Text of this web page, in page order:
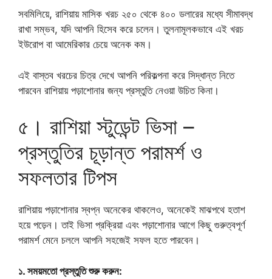
সবমিলিয়ে, রাশিয়ায় মাসিক খরচ ২৫০ থেকে ৪০০ ডলারের মধ্যে সীমাবদ্ধ
রাখা সম্ভব, যদি আপনি হিসেব করে চলেন। তুলনামূলকভাবে এই খরচ
ইউরোপ বা আমেরিকার চেয়ে অনেক কম।
এই বাস্তব খরচের চিত্র দেখে আপনি পরিকল্পনা করে সিদ্ধান্ত নিতে
পারবেন রাশিয়ায় পড়াশোনার জন্য প্রস্তুতি নেওয়া উচিত কিনা।
৫। রাশিয়া স্টুডেন্ট ভিসা –
প্রস্তুতির চূড়ান্ত পরামর্শ ও
সফলতার টিপস
রাশিয়ায় পড়াশোনার স্বপ্ন অনেকের থাকলেও, অনেকেই মাঝপথে হতাশ
হয়ে পড়েন। তাই ভিসা প্রক্রিয়া এবং পড়াশোনার আগে কিছু গুরুত্বপূর্ণ
পরামর্শ মেনে চললে আপনি সহজেই সফল হতে পারবেন।
১. সময়মতো প্রস্তুতি শুরু করুন: